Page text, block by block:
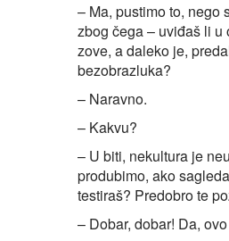
– Ma, pustimo to, nego
zbog čega – uviđaš li u
zove, a daleko je,
bezobrazluka?
– Naravno.
– Kakvu?
– U biti, nekultura je
produbimo, ako
testiraš? Predobro te
– Dobar, dobar! Da,